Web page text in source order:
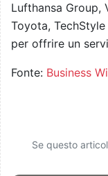
Lufthansa Group,
Toyota,
per offrire un
Fonte: Business
Se questo